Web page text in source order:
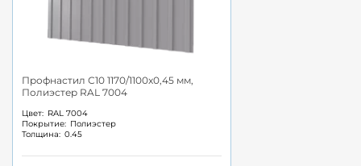
Профнастил С10 1170/1100x0,45 мм,
Полиэстер RAL 7004
Цвет: RAL 7004
Покрытие: Полиэстер
Толщина: 0.45